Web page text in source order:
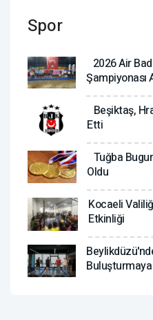
Spor
2026 Air
Şampiyonası
Beşiktaş,
Etti
Tuğba
Oldu
Kocaeli
Etkinliği